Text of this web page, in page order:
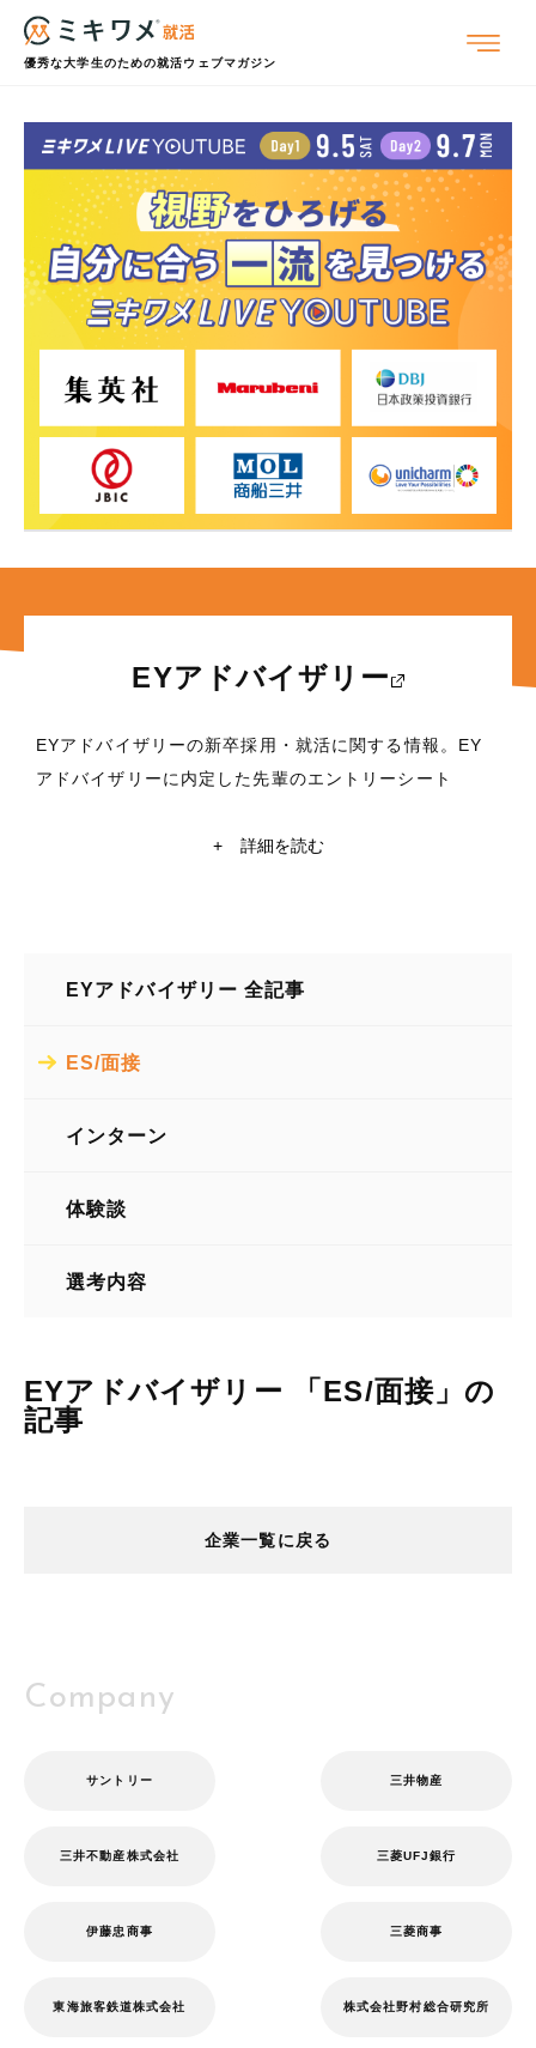
優秀な大学生のための就活ウェブマガジン
EYアドバイザリー
EYアドバイザリーの新卒採用・就活に関する情報。EY
アドバイザリーに内定した先輩のエントリーシート
立つ情報満載！東京大学・京都大学在籍の現役学生ライ
所在地
+ 詳細を読む
EYアドバイザリー 全記事
ES/面接
インターン
体験談
選考内容
EYアドバイザリー 「ES/面接」の
記事
企業一覧に戻る
Company
サントリー 三井物産
三井不動産株式会社 三菱UFJ銀行
伊藤忠商事 三菱商事
東海旅客鉄道株式会社 株式会社野村総合研究所